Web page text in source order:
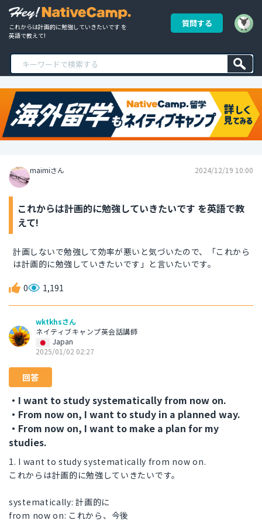
これからは計画的に勉強していきたいです を
英語で教えて!
質問する
maimiさん 2024/12/19 10:00
これからは計画的に勉強していきたいです を英語で教
えて!
計画しないで勉強して効率が悪いと気づいたので、「これから
は計画的に勉強していきたいです」と言いたいです。
0 1,191
wktkhsさん
ネイティブキャンプ英会話講師
Japan
2025/01/02 02:27
回答
・I want to study systematically from now on.
・From now on, I want to study in a planned way.
・From now on, I want to make a plan for my
studies.
1. I want to study systematically from now on.
これからは計画的に勉強していきたいです。
systematically: 計画的に
from now on: これから、今後